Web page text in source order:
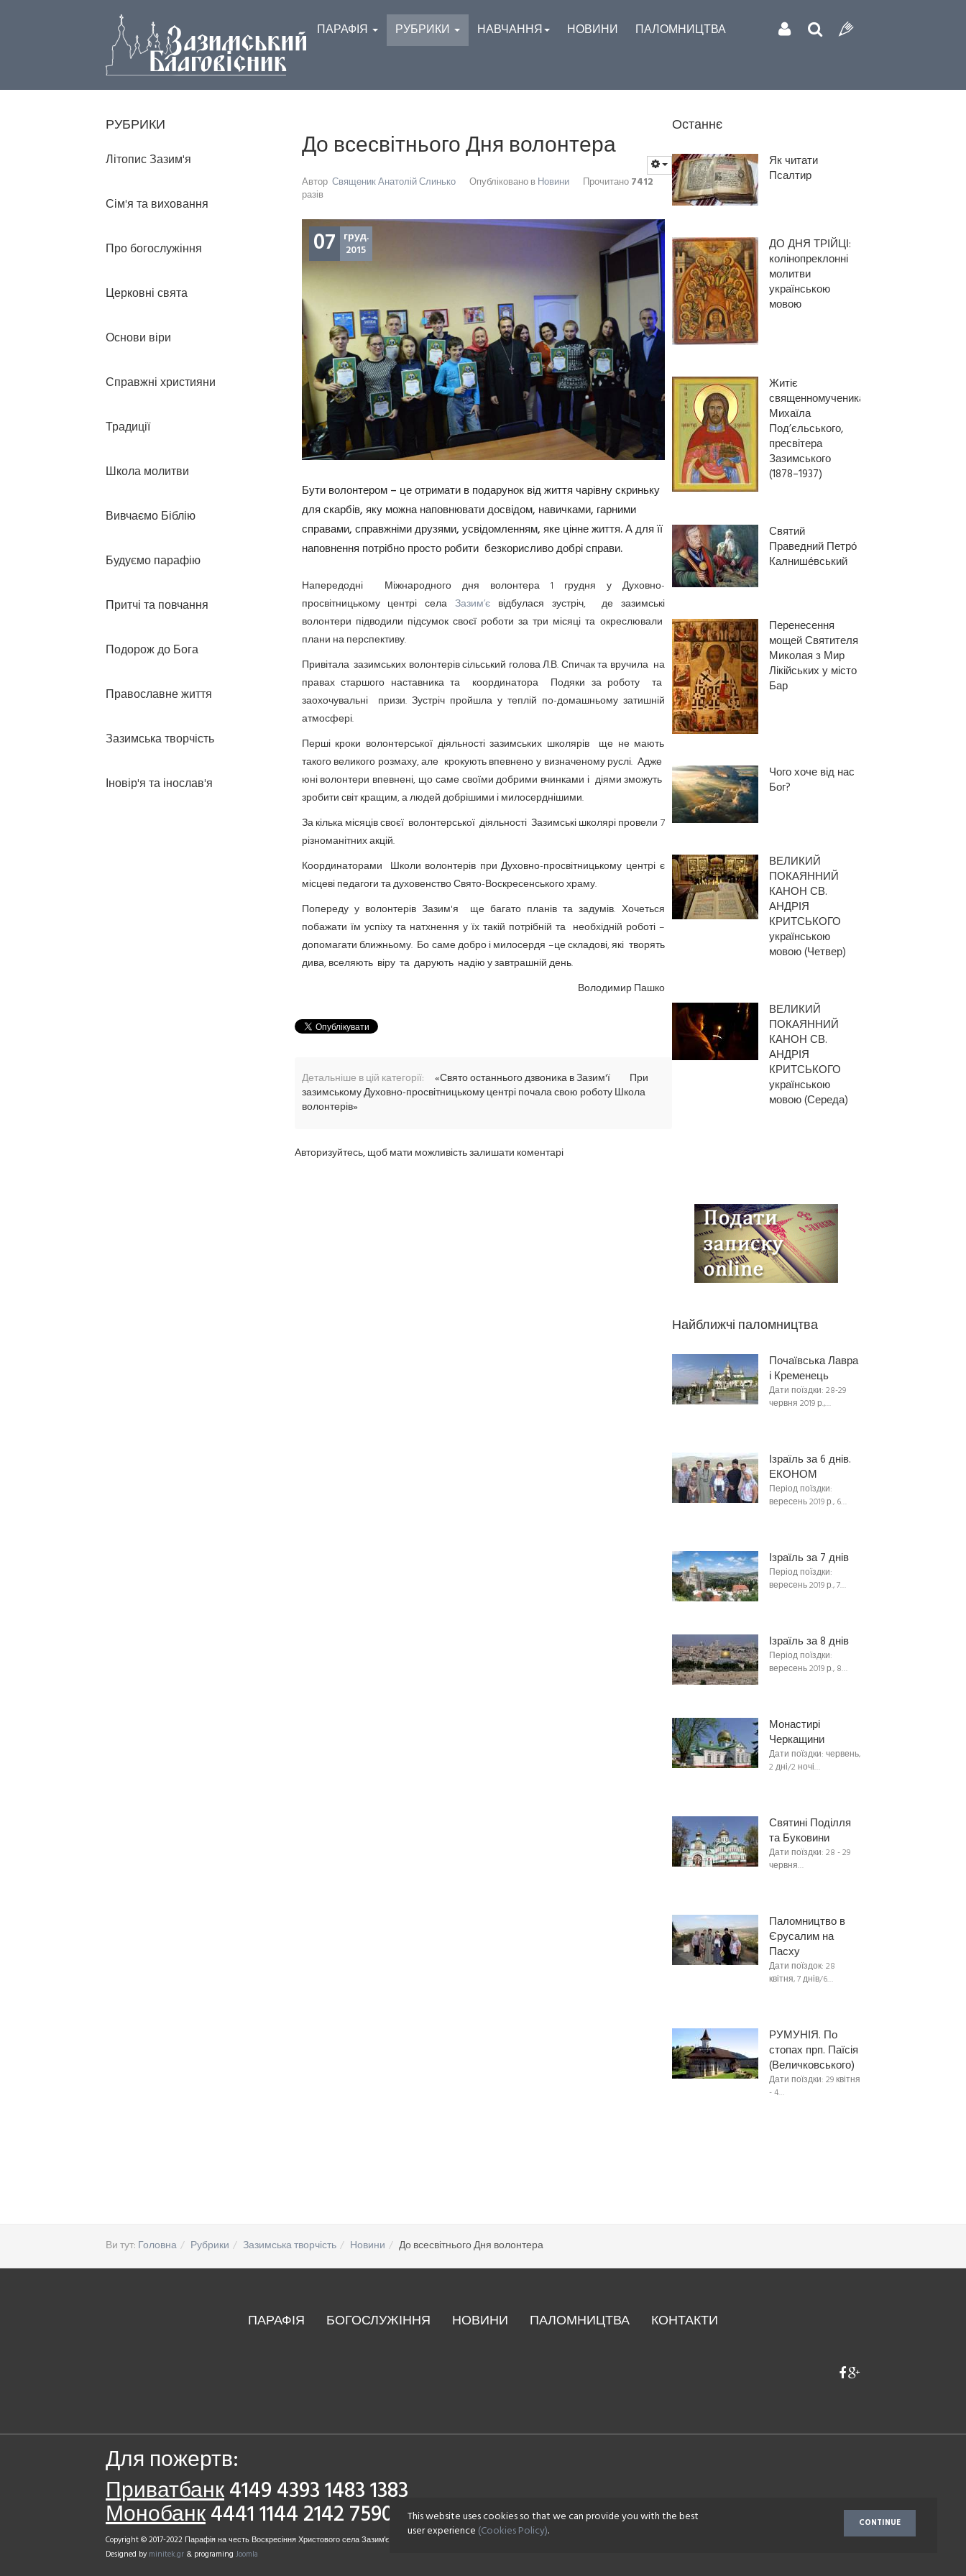
ПАРАФІЯ РУБРИКИ НАВЧАННЯ НОВИНИ ПАЛОМНИЦТВА
До всесвітнього Дня волонтера
Автор Священик Анатолій Слинько Опубліковано в Новини Прочитано7412
разів
07 груд.
2015
Бути волонтером – це отримати в подарунок від життя чарівну скриньку
для скарбів, яку можна наповнювати досвідом, навичками, гарними
справами, справжніми друзями, усвідомленням, яке цінне життя. А для її
наповнення потрібно просто робити безкорисливо добрі справи.
Напередодні Міжнародного дня волонтера 1 грудня у Духовно-
просвітницькому центрі селаЗазим’є відбулася зустріч, де зазимські
волонтери підводили підсумок своєї роботи за три місяці та окреслювали
плани на перспективу.
Привітала зазимських волонтерів сільський голова Л.В. Спичак та вручила на
правах старшого наставника та координатора Подяки за роботу та
заохочувальні призи. Зустріч пройшла у теплій по-домашньому затишній
атмосфері.
Перші кроки волонтерської діяльності зазимських школярів ще не мають
такого великого розмаху, але крокують впевнено у визначеному руслі. Адже
юні волонтери впевнені, що саме своїми добрими вчинками і діями зможуть
зробити світ кращим, а людей добрішими і милосерднішими.
За кілька місяців своєї волонтерської діяльності Зазимські школярі провели 7
різноманітних акцій.
Координаторами Школи волонтерів при Духовно-просвітницькому центрі є
місцеві педагоги та духовенство Свято-Воскресенського храму.
Попереду у волонтерів Зазим'я ще багато планів та задумів. Хочеться
побажати їм успіху та натхнення у їх такій потрібній та необхідній роботі –
допомагати ближньому. Бо саме добро і милосердя –це складові, які творять
дива, вселяють віру та дарують надію у завтрашній день.
Володимир Пашко
Детальніше в цій категорії: «Свято останнього дзвоника в Зазим'ї
При
зазимському Духовно-просвітницькому центрі почала свою роботу Школа
волонтерів»
Авторизуйтесь, щоб мати можливість залишати коментарі
РУБРИКИ
Літопис Зазим'я
Сім'я та виховання
Про богослужіння
Церковні свята
Основи віри
Справжні християни
Традиції
Школа молитви
Вивчаємо Біблію
Будуємо парафію
Притчі та повчання
Подорож до Бога
Православне життя
Зазимська творчість
Іновір'я та інослав'я
Останнє
Як читати
Псалтир
ДО ДНЯ ТРІЙЦІ:
колінопреклонні
молитви
українською
мовою
Житіє
священномученика
Михаїла
Под’єльського,
пресвітера
Зазимського
(1878–1937)
Святий
Праведний Петро́
Калнише́вський
Перенесення
мощей Святителя
Миколая з Мир
Лікійських у місто
Бар
Чого хоче від нас
Бог?
ВЕЛИКИЙ
ПОКАЯННИЙ
КАНОН СВ.
АНДРІЯ
КРИТСЬКОГО
українською
мовою (Четвер)
ВЕЛИКИЙ
ПОКАЯННИЙ
КАНОН СВ.
АНДРІЯ
КРИТСЬКОГО
українською
мовою (Середа)
Найближчі паломництва
Почаївська Лавра
і Кременець
Дати поїздки: 28-29
червня 2019 р.,…
Ізраїль за 6 днів.
ЕКОНОМ
Період поїздки:
вересень 2019 р., 6…
Ізраїль за 7 днів
Період поїздки:
вересень 2019 р., 7…
Ізраїль за 8 днів
Період поїздки:
вересень 2019 р., 8…
Монастирі
Черкащини
Дати поїздки: червень,
2 дні/2 ночі…
Святині Поділля
та Буковини
Дати поїздки: 28 - 29
червня…
Паломництво в
Єрусалим на
Пасху
Дати поїздок: 28
квітня, 7 днів/6…
РУМУНІЯ. По
стопах прп. Паїсія
(Величковського)
Дати поїздки: 29 квітня
- 4…
Ви тут: Головна Рубрики Зазимська творчість Новини До всесвітнього Дня волонтера
ПАРАФІЯ БОГОСЛУЖІННЯ НОВИНИ ПАЛОМНИЦТВА КОНТАКТИ
Для пожертв:
Приватбанк4149 4393 1483 1383
Монобанк4441 1144 2142 7590
Copyright © 2017-2022 Парафія на честь Воскресіння Христового села Зазим'є. Всі права захищені.
Designed by minitek.gr & programing Joomla
This website uses cookies so that we can provide you with the best
user experience (Cookies Policy). CONTINUE